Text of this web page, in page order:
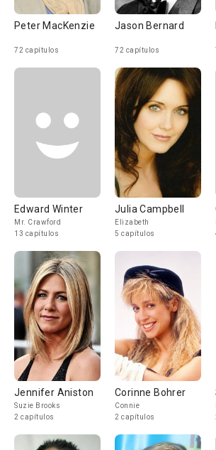
Peter MacKenzie
72 capítulos
Jason Bernard
72 capítulos
Edward Winter
Mr. Crawford
13 capítulos
Julia Campbell
Elizabeth
5 capítulos
Jennifer Aniston
Suzie Brooks
2 capítulos
Corinne Bohrer
Connie
2 capítulos